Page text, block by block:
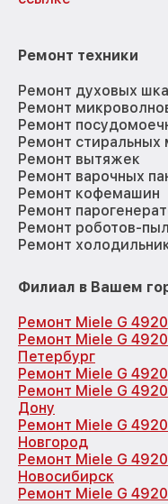
Ремонт техники
Ремонт духовых
Ремонт
Ремонт
Ремонт стиральных
Ремонт вытяжек
Ремонт варочных
Ремонт кофемашин
Ремонт
Ремонт роботов-
Ремонт
Филиал в Вашем
Ремонт Miele G
Ремонт Miele G
Петербург
Ремонт Miele G
Ремонт Miele G
Дону
Ремонт Miele G
Новгород
Ремонт Miele G 4920
Новосибирск
Ремонт Miele G